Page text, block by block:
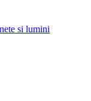
si lumini